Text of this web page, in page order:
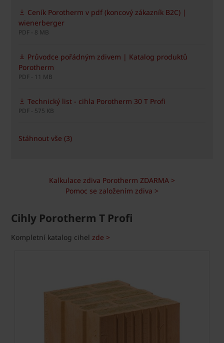
Ceník Porotherm v pdf (koncový zákazník B2C) |
wienerberger
PDF - 8 MB
Průvodce pořádným zdivem | Katalog produktů
Porotherm
PDF - 11 MB
Technický list - cihla Porotherm 30 T Profi
PDF - 575 KB
Stáhnout vše (3)
Kalkulace zdiva Porotherm ZDARMA >
Pomoc se založením zdiva >
Cihly Porotherm T Profi
Kompletní katalog cihel zde >